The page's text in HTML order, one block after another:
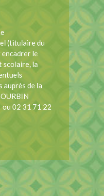
(titulaire du
encadrer le
scolaire, la
auprès de la
02 31 71 22